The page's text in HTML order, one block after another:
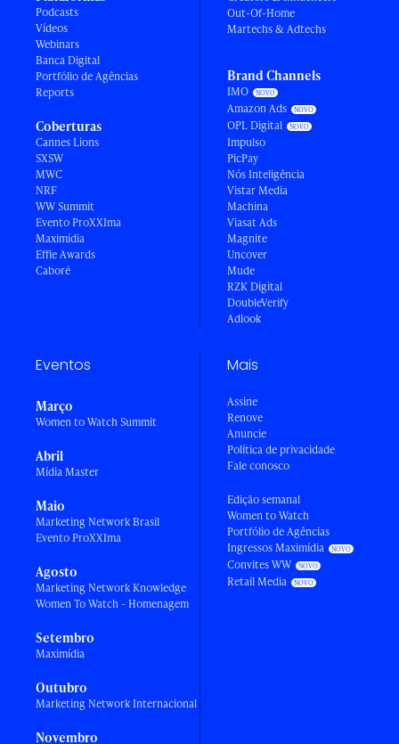
Podcasts
Vídeos
Webinars
Banca Digital
Portfólio de Agências
Reports
Coberturas
Cannes Lions
SXSW
MWC
NRF
WW Summit
Evento ProXXIma
Maximídia
Effie Awards
Caboré
Out-Of-Home
Martechs & Adtechs
Brand Channels
IMO
Amazon Ads
OPL Digital
Impulso
PicPay
Nós Inteligência
Vistar Media
Machina
Viasat Ads
Magnite
Uncover
Mude
RZK Digital
DoubleVerify
Adlook
Eventos
Março
Women to Watch Summit
Abril
Mídia Master
Maio
Marketing Network Brasil
Evento ProXXIma
Agosto
Marketing Network Knowledge
Women To Watch - Homenagem
Setembro
Maximídia
Outubro
Marketing Network Internacional
Novembro
Mais
Assine
Renove
Anuncie
Política de privacidade
Fale conosco
Edição semanal
Women to Watch
Portfólio de Agências
Ingressos Maximídia
Convites WW
Retail Media